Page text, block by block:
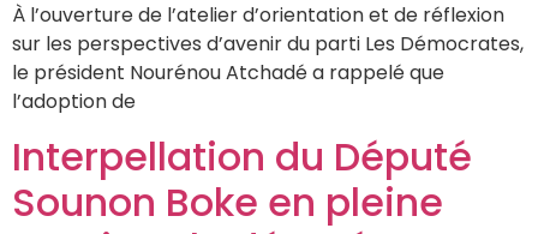
À l’ouverture de l’atelier d’orientation et de réflexion
sur les perspectives d’avenir du parti Les Démocrates,
le président Nourénou Atchadé a rappelé que
l’adoption de
Interpellation du Député
Sounon Boke en pleine